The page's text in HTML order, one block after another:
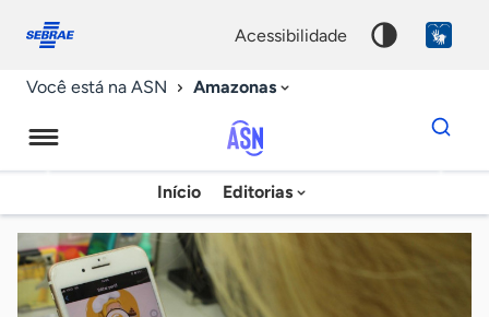
conosco
acessibilidade
Você está na ASN Amazonas
Agência
Sebrae
de
Notícias
Início Editorias
Dados
para
chave